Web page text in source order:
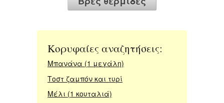
Κορυφαίες αναζητήσεις:
Μπανάνα (1 μεγάλη)
Τοστ ζαμπόν και τυρί
Μέλι (1 κουταλιά)